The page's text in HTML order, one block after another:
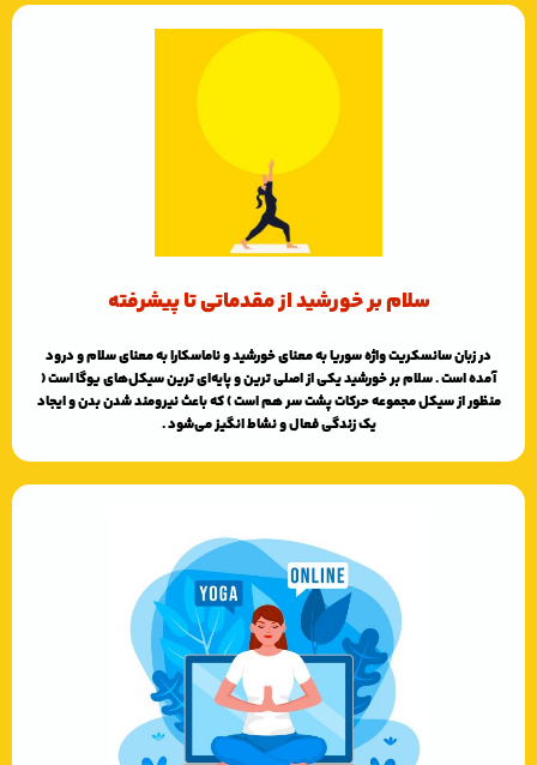
سلام بر خورشید از مقدماتی تا پیشرفته
در زبان سانسکریت واژه سوریا به معنای خورشید و ناماسکارا به معنای سلام و درود
آمده است . سلام بر خورشید یکی از اصلی ترین و پایه‌ای ترین سیکل‌های یوگا است (
منظور از سیکل مجموعه حرکات پشت سر هم است ) که باعث نیرومند شدن بدن و ایجاد
یک زندگی فعال و نشاط انگیز می‌شود .